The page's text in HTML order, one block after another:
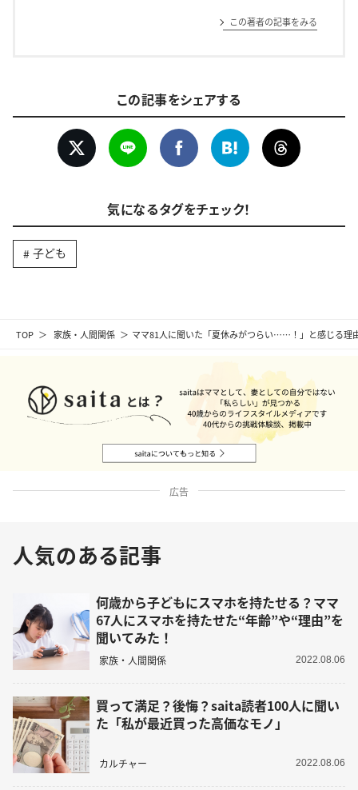
TOP 家族・人間関係 ママ81人に聞いた「夏休みがつらい……！」と感じる理
この著者の記事をみる
この記事をシェアする
気になるタグをチェック！
子ども
広告
人気のある記事
何歳から子どもにスマホを持たせる？ママ
67人にスマホを持たせた“年齢”や“理由”を
聞いてみた！
家族・人間関係 2022.08.06
買って満足？後悔？saita読者100人に聞い
た「私が最近買った高価なモノ」
カルチャー 2022.08.06